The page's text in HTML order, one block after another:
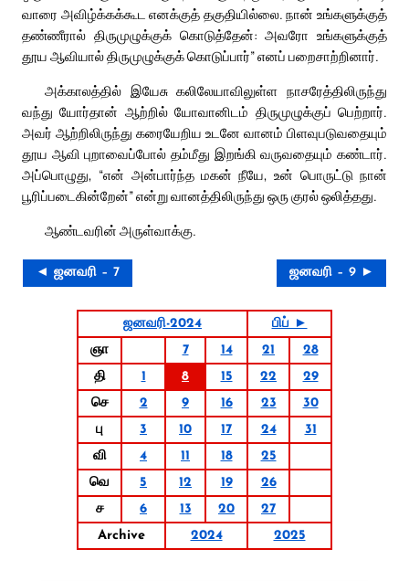
வாரை அவிழ்க்கக்கூட எனக்குத் தகுதியில்லை. நான் உங்களுக்குத்
தண்ணீரால் திருமுழுக்குக் கொடுத்தேன்: அவரோ உங்களுக்குத்
தூய ஆவியால் திருமுழுக்குக் கொடுப்பார்” எனப் பறைசாற்றினார்.
அக்காலத்தில் இயேசு கலிலேயாவிலுள்ள நாசரேத்திலிருந்து
வந்து யோர்தான் ஆற்றில் யோவானிடம் திருமுழுக்குப் பெற்றார்.
அவர் ஆற்றிலிருந்து கரையேறிய உடனே வானம் பிளவுபடுவதையும்
தூய ஆவி புறாவைப்போல் தம்மீது இறங்கி வருவதையும் கண்டார்.
அப்பொழுது, “என் அன்பார்ந்த மகன் நீயே, உன் பொருட்டு நான்
பூரிப்படைகின்றேன்” என்று வானத்திலிருந்து ஒரு குரல் ஒலித்தது.
ஆண்டவரின் அருள்வாக்கு.
◄ ஜனவரி – 7 ஜனவரி – 9 ►
ஜனவரி-2024
பிப் ►
ஞா
7 14 21
28
தி
1 8 15 22
29
செ
2 9 16 23
30
பு
3 10 17 24
31
வி
4 11 18
25
வெ
5 12 19
26
ச
6 13 20
27
Archive
2024 2025